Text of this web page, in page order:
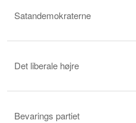
Satandemokraterne
Det liberale højre
Bevarings partiet